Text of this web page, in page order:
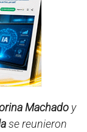
Machado y
se reunieron